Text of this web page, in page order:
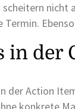
nicht
Termin.
der
der Action